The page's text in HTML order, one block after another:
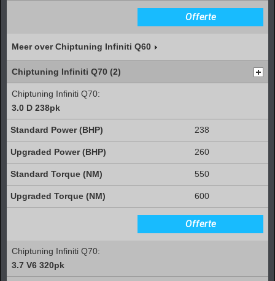
Offerte
Meer over Chiptuning Infiniti Q60
Chiptuning Infiniti Q70 (2)
Chiptuning Infiniti Q70:
3.0 D 238pk
238
260
550
600
Offerte
Chiptuning Infiniti Q70:
3.7 V6 320pk